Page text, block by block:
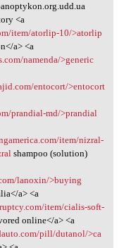
<a
item/atorlip-10/>atorlip
a> <a
namenda/>generic
entocort/>entocort
prandial-md/>prandial
item/nizral-
shampoo (solution)
lanoxin/>buying
a> <a
item/cialis-soft-
online</a> <a
pill/dutanol/>ca